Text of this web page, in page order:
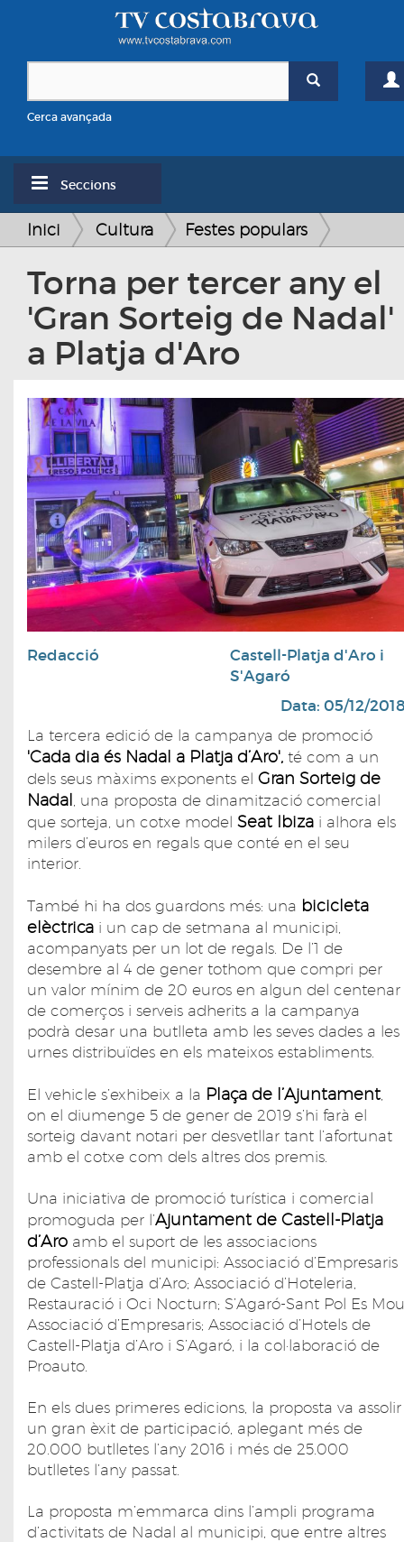
Cerca avançada
Seccions
Inici Cultura Festes populars
Torna per tercer any el
'Gran Sorteig de Nadal'
a Platja d'Aro
Redacció
Castell-Platja d'Aro i
S'Agaró
Data: 05/12/
La tercera edició de la campanya de promoció
'Cada dia és Nadal a Platja d’Aro', té com a un
dels seus màxims exponents el Gran Sorteig de
Nadal
, una proposta de dinamització comercial
que sorteja, un cotxe model Seat Ibiza i alhora els
milers d’euros en regals que conté en el seu
interior.
També hi ha dos guardons més: una bicicleta
elèctrica i un cap de setmana al municipi,
acompanyats per un lot de regals. De l’1 de
desembre al 4 de gener tothom que compri per
un valor mínim de 20 euros en algun del centenar
de comerços i serveis adherits a la campanya
podrà desar una butlleta amb les seves dades a les
urnes distribuïdes en els mateixos establiments.
El vehicle s’exhibeix a la Plaça de l’Ajuntament
on el diumenge 5 de gener de 2019 s’hi farà el
sorteig davant notari per desvetllar tant l’afortunat
amb el cotxe com dels altres dos premis.
Una iniciativa de promoció turística i comercial
promoguda per l’Ajuntament de Castell-Platja
d’Aro amb el suport de les associacions
professionals del municipi: Associació d’Empresaris
de Castell-Platja d’Aro; Associació d’Hoteleria,
Restauració i Oci Nocturn; S’Agaró-Sant Pol Es Mou
Associació d’Empresaris; Associació d’Hotels de
Castell-Platja d’Aro i S’Agaró, i la col·laboració de
Proauto.
En els dues primeres edicions, la proposta va assolir
un gran èxit de participació, aplegant més de
20.000 butlletes l’any 2016 i més de 25.000
butlletes l’any passat.
La proposta m’emmarca dins l’ampli programa
d’activitats de Nadal al municipi, que entre altres